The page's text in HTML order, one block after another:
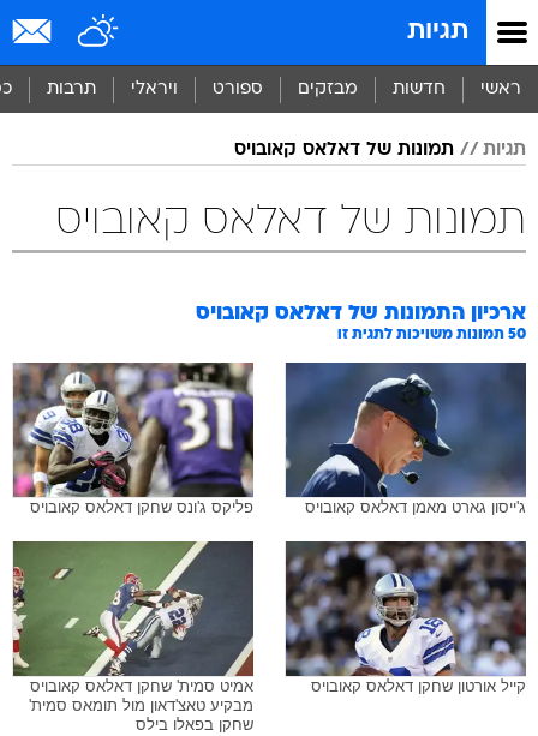
תגיות
ראשי חדשות מבזקים ספורט ויראלי תרבות
תגיות תמונות של דאלאס קאובויס
תמונות של דאלאס קאובויס
ארכיון התמונות של דאלאס קאובויס
50 תמונות משויכות לתגית זו
ג'ייסון גארט מאמן דאלאס קאובויס פליקס ג'ונס שחקן דאלאס קאובויס
קייל אורטון שחקן דאלאס קאובויס
אמיט סמית' שחקן דאלאס קאובויס
מבקיע טאצ'דאון מול תומאס סמית'
שחקן בפאלו בילס